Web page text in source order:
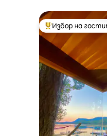
Най-популярен
Избор на